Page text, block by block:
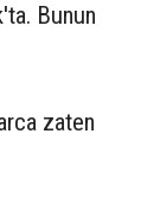
Bunun
zaten